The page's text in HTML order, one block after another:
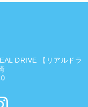
DRIVE 【リアルドラ